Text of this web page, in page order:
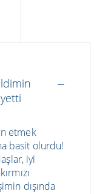
etmek
basit olurdu!
iyi
dışında